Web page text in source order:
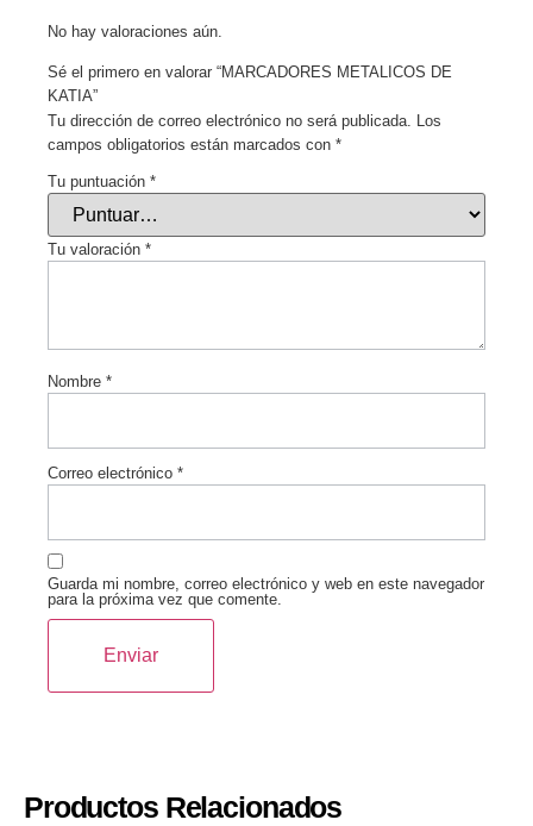
No hay valoraciones aún.
Sé el primero en valorar “MARCADORES METALICOS DE
KATIA”
Tu dirección de correo electrónico no será publicada. Los
campos obligatorios están marcados con *
Tu puntuación *
Tu valoración *
Nombre *
Correo electrónico *
Guarda mi nombre, correo electrónico y web en este navegador
para la próxima vez que comente.
Productos Relacionados